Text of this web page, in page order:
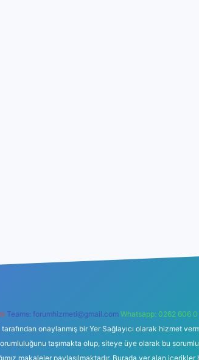
Teams: forumhizmeti@gmail.com Whatsapp: 0262 606 0
onaylanmış bir Yer Sağlayıcı olarak hizmet
taşımakta olup, siteye üye olarak bu
makaleler paylaşılmaktadır. Burada yer alan